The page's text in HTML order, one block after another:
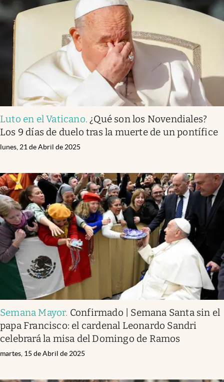
Infotechnology
Clima
Mundial 2026
Eventos Corporativos
El Cronista Studio
Mediakit
abre en nueva pestaña
Argentina
Luto en el Vaticano. ¿Qué son los Novendiales?
Los 9 días de duelo tras la muerte de un pontífice
lunes, 21 de Abril de 2025
Semana Mayor. Confirmado | Semana Santa sin el
papa Francisco: el cardenal Leonardo Sandri
celebrará la misa del Domingo de Ramos
martes, 15 de Abril de 2025